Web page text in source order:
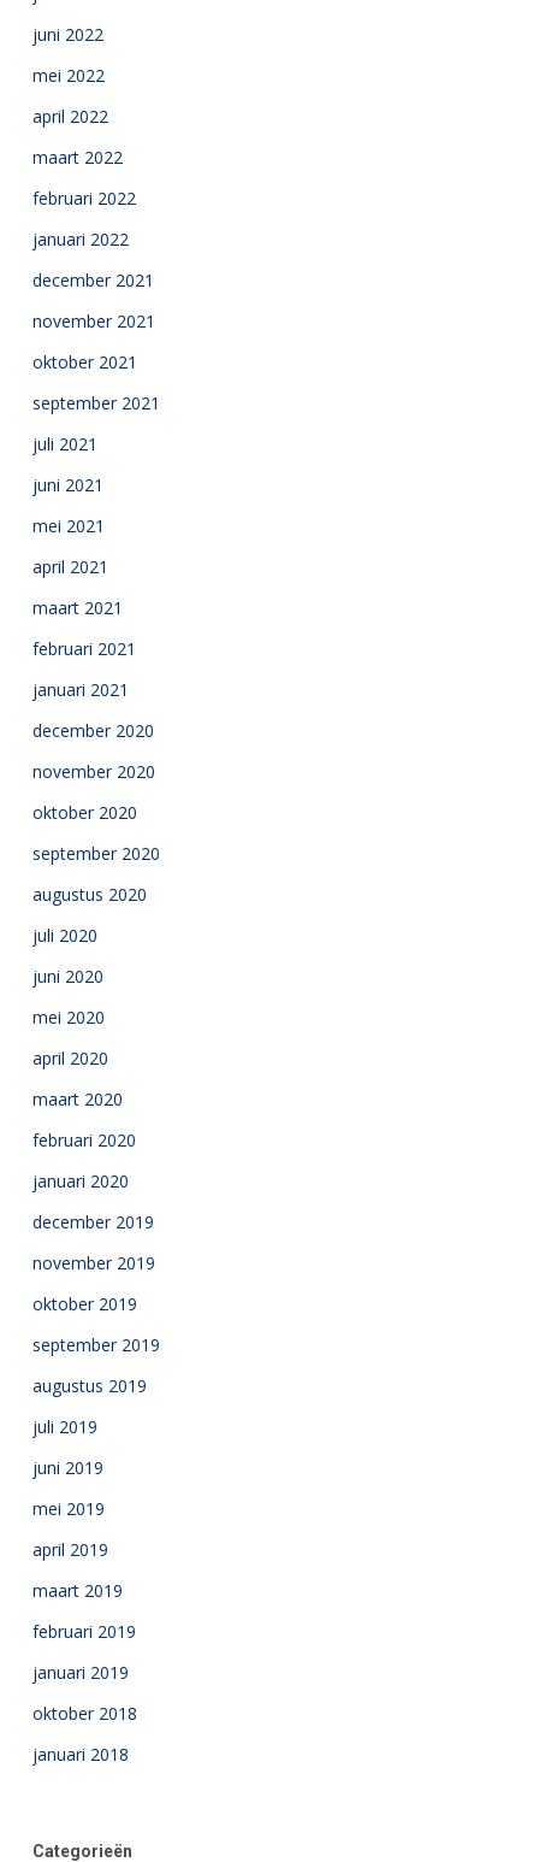
juni 2022
mei 2022
april 2022
maart 2022
februari 2022
januari 2022
december 2021
november 2021
oktober 2021
september 2021
juli 2021
juni 2021
mei 2021
april 2021
maart 2021
februari 2021
januari 2021
december 2020
november 2020
oktober 2020
september 2020
augustus 2020
juli 2020
juni 2020
mei 2020
april 2020
maart 2020
februari 2020
januari 2020
december 2019
november 2019
oktober 2019
september 2019
augustus 2019
juli 2019
juni 2019
mei 2019
april 2019
maart 2019
februari 2019
januari 2019
oktober 2018
januari 2018
Categorieën